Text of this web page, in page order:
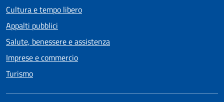
Cultura e tempo libero
Appalti pubblici
Salute, benessere e assistenza
Imprese e commercio
Turismo